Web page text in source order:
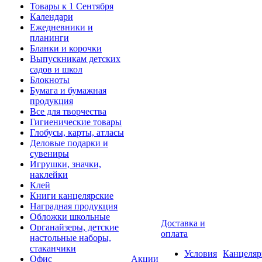
Товары к 1 Сентября
Календари
Ежедневники и
планинги
Бланки и корочки
Выпускникам детских
садов и школ
Блокноты
Бумага и бумажная
продукция
Все для творчества
Гигиенические товары
Глобусы, карты, атласы
Деловые подарки и
сувениры
Игрушки, значки,
наклейки
Клей
Книги канцелярские
Наградная продукция
Обложки школьные
Органайзеры, детские
настольные наборы,
стаканчики
Офис
Акции
Доставка и
оплата
Условия